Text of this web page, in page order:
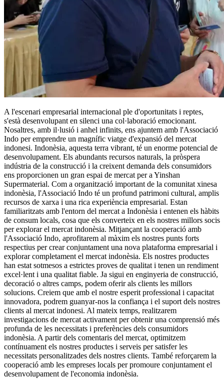
A l'escenari empresarial internacional ple d'oportunitats i reptes,
s'està desenvolupant en silenci una col·laboració emocionant.
Nosaltres, amb il·lusió i anhel infinits, ens ajuntem amb l'Associació
Indo per emprendre un magnífic viatge d'expansió del mercat
indonesi. Indonèsia, aquesta terra vibrant, té un enorme potencial de
desenvolupament. Els abundants recursos naturals, la pròspera
indústria de la construcció i la creixent demanda dels consumidors
ens proporcionen un gran espai de mercat per a Yinshan
Supermaterial. Com a organització important de la comunitat xinesa
indonèsia, l'Associació Indo té un profund patrimoni cultural, amplis
recursos de xarxa i una rica experiència empresarial. Estan
familiaritzats amb l'entorn del mercat a Indonèsia i entenen els hàbits
de consum locals, cosa que els converteix en els nostres millors socis
per explorar el mercat indonèsia. Mitjançant la cooperació amb
l'Associació Indo, aprofitarem al màxim els nostres punts forts
respectius per crear conjuntament una nova plataforma empresarial i
explorar completament el mercat indonèsia. Els nostres productes
han estat sotmesos a estrictes proves de qualitat i tenen un rendiment
excel·lent i una qualitat fiable. Ja sigui en enginyeria de construcció,
decoració o altres camps, podem oferir als clients les millors
solucions. Creiem que amb el nostre esperit professional i capacitat
innovadora, podrem guanyar-nos la confiança i el suport dels nostres
clients al mercat indonesi. Al mateix temps, realitzarem
investigacions de mercat activament per obtenir una comprensió més
profunda de les necessitats i preferències dels consumidors
indonèsia. A partir dels comentaris del mercat, optimitzem
contínuament els nostres productes i serveis per satisfer les
necessitats personalitzades dels nostres clients. També reforçarem la
cooperació amb les empreses locals per promoure conjuntament el
desenvolupament de l'economia indonèsia.